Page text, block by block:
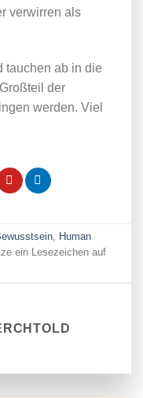
verwirren als
tauchen ab in die
der
werden. Viel
Human
ein Lesezeichen auf